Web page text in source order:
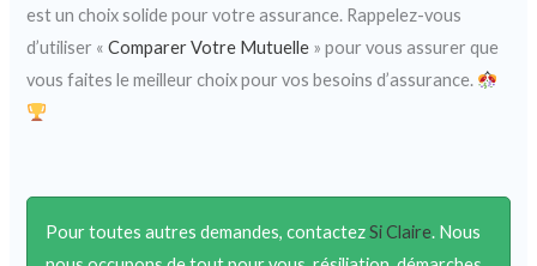
est un choix solide pour votre assurance. Rappelez-vous
d’utiliser «Comparer Votre Mutuelle » pour vous assurer que
vous faites le meilleur choix pour vos besoins d’assurance.
Pour toutes autres demandes, contactezSi Claire. Nous